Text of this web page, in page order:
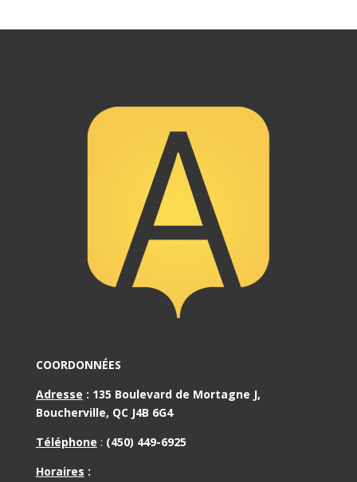
COORDONNÉES
Adresse : 135 Boulevard de Mortagne J,
Boucherville, QC J4B 6G4
Téléphone : (450) 449-6925
Horaires :